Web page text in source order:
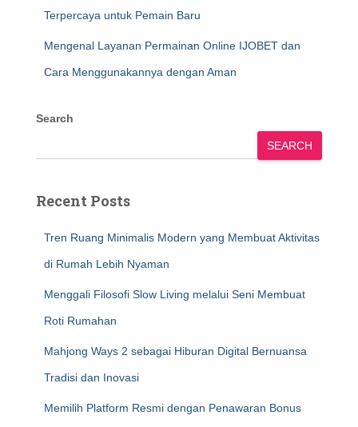
Terpercaya untuk Pemain Baru
Mengenal Layanan Permainan Online IJOBET dan
Cara Menggunakannya dengan Aman
Search
SEARCH
Recent Posts
Tren Ruang Minimalis Modern yang Membuat Aktivitas
di Rumah Lebih Nyaman
Menggali Filosofi Slow Living melalui Seni Membuat
Roti Rumahan
Mahjong Ways 2 sebagai Hiburan Digital Bernuansa
Tradisi dan Inovasi
Memilih Platform Resmi dengan Penawaran Bonus